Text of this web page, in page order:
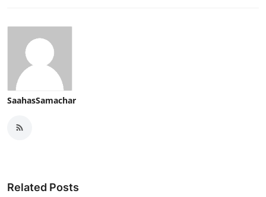
SaahasSamachar
Related Posts